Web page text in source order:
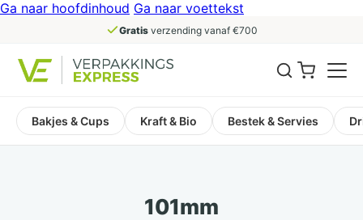
Ga naar hoofdinhoud Ga naar voettekst
Gratisverzending vanaf €700
Bakjes & Cups Kraft & Bio Bestek & Servies
101mm